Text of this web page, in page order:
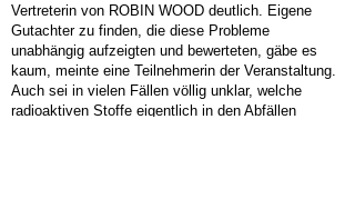
Vertreterin von ROBIN WOOD deutlich. Eigene
Gutachter zu finden, die diese Probleme
unabhängig aufzeigten und bewerteten, gäbe es
kaum, meinte eine Teilnehmerin der Veranstaltung.
Auch sei in vielen Fällen völlig unklar, welche
radioaktiven Stoffe eigentlich in den Abfällen